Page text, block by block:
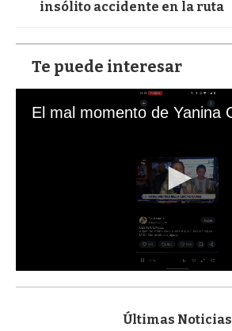
insólito accidente en la ruta
Te puede interesar
s
Últimas Noticias